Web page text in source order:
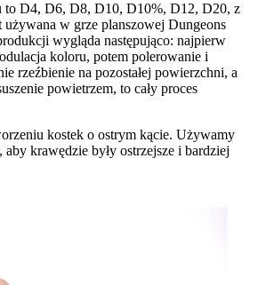
to D4, D6, D8, D10, D10%, D12, D20, z
używana w grze planszowej Dungeons
wygląda następująco: najpierw
koloru, potem polerowanie i
rzeźbienie na pozostałej powierzchni, a
powietrzem, to cały proces
kostek o ostrym kącie. Używamy
krawędzie były ostrzejsze i bardziej